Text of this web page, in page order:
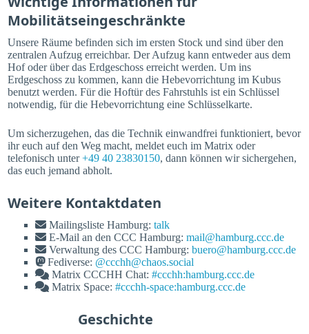
Mobilitätseingeschränkte
Unsere Räume befinden sich im ersten Stock und sind über den
zentralen Aufzug erreichbar. Der Aufzug kann entweder aus dem
Hof oder über das Erdgeschoss erreicht werden. Um ins
Erdgeschoss zu kommen, kann die Hebevorrichtung im Kubus
benutzt werden. Für die Hoftür des Fahrstuhls ist ein Schlüssel
notwendig, für die Hebevorrichtung eine Schlüsselkarte.
Um sicherzugehen, das die Technik einwandfrei funktioniert, bevor
ihr euch auf den Weg macht, meldet euch im Matrix oder
telefonisch unter+49 40 23830150, dann können wir sichergehen,
das euch jemand abholt.
Weitere Kontaktdaten
Mailingsliste Hamburg:talk
E-Mail an den CCC Hamburg:mail@hamburg.ccc.de
Verwaltung des CCC Hamburg:buero@hamburg.ccc.de
Fediverse: @ccchh@chaos.social
Matrix CCCHH Chat:#ccchh:hamburg.ccc.de
Matrix Space:#ccchh-space:hamburg.ccc.de
Geschichte